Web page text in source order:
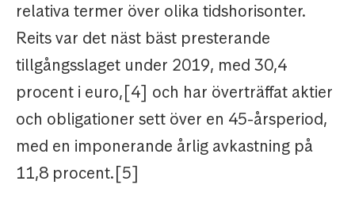
relativa termer över olika tidshorisonter.
Reits var det näst bäst presterande
tillgångsslaget under 2019, med 30,4
procent i euro,[4] och har överträffat aktier
och obligationer sett över en 45-årsperiod,
med en imponerande årlig avkastning på
11,8 procent.[5]